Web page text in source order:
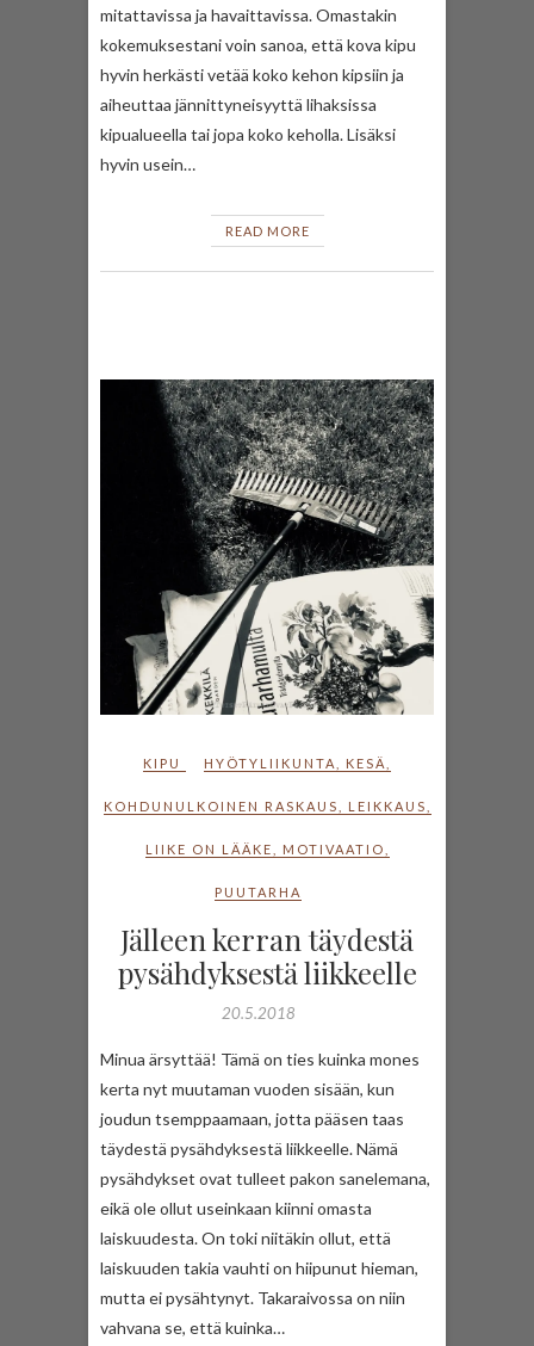
mitattavissa ja havaittavissa. Omastakin
kokemuksestani voin sanoa, että kova kipu
hyvin herkästi vetää koko kehon kipsiin ja
aiheuttaa jännittyneisyyttä lihaksissa
kipualueella tai jopa koko keholla. Lisäksi
hyvin usein…
READ MORE
KIPU HYÖTYLIIKUNTA KESÄ
KOHDUNULKOINEN RASKAUS LEIKKAUS
LIIKE ON LÄÄKE MOTIVAATIO
PUUTARHA
Jälleen kerran täydestä
pysähdyksestä liikkeelle
20.5.2018
Minua ärsyttää! Tämä on ties kuinka mones
kerta nyt muutaman vuoden sisään, kun
joudun tsemppaamaan, jotta pääsen taas
täydestä pysähdyksestä liikkeelle. Nämä
pysähdykset ovat tulleet pakon sanelemana,
eikä ole ollut useinkaan kiinni omasta
laiskuudesta. On toki niitäkin ollut, että
laiskuuden takia vauhti on hiipunut hieman,
mutta ei pysähtynyt. Takaraivossa on niin
vahvana se, että kuinka…